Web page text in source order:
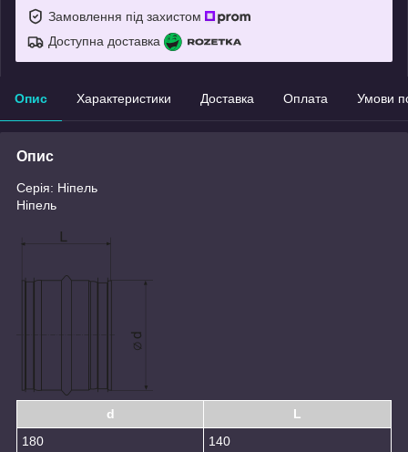
Замовлення під захистом
Доступна доставка
Опис Характеристики Доставка Оплата Умови
Опис
Серія: Ніпель
Ніпель
d
L
180
140